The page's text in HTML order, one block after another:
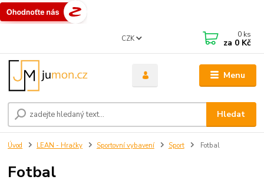
Menu
CZK
Hledat
0 ks
za 0 Kč
Úvod LEAN - Hračky Sportovní vybavení Sport Fotbal
Fotbal